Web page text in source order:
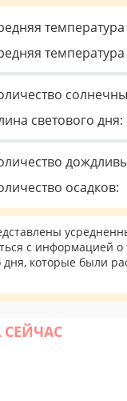
светового дня:
осадков:
с информацией о
дня, которые были